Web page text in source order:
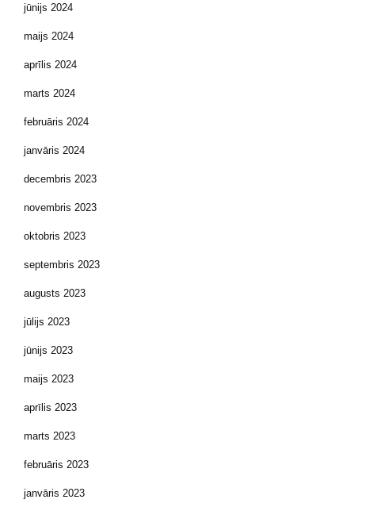
jūnijs 2024
maijs 2024
aprīlis 2024
marts 2024
februāris 2024
janvāris 2024
decembris 2023
novembris 2023
oktobris 2023
septembris 2023
augusts 2023
jūlijs 2023
jūnijs 2023
maijs 2023
aprīlis 2023
marts 2023
februāris 2023
janvāris 2023